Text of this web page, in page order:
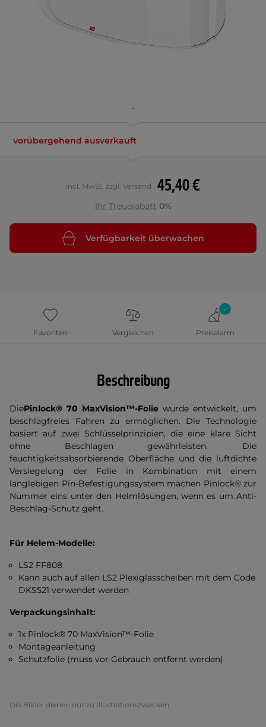
vorübergehend ausverkauft
45,40 €
incl. MwSt. zzgl. Versand
Ihr Treuerabatt 0%
Verfügbarkeit überwachen
Favoriten Vergleichen Preisalarm
Beschreibung
DiePinlock® 70 MaxVision™-Folie wurde entwickelt, um
beschlagfreies Fahren zu ermöglichen. Die Technologie
basiert auf zwei Schlüsselprinzipien, die eine klare Sicht
ohne Beschlagen gewährleisten. Die
feuchtigkeitsabsorbierende Oberfläche und die luftdichte
Versiegelung der Folie in Kombination mit einem
langlebigen Pin-Befestigungssystem machen Pinlock® zur
Nummer eins unter den Helmlösungen, wenn es um Anti-
Beschlag-Schutz geht.
Für Helem-Modelle:
LS2 FF808
Kann auch auf allen LS2 Plexiglasscheiben mit dem Code
DKS521 verwendet werden
Verpackungsinhalt:
1x Pinlock® 70 MaxVision™-Folie
Montageanleitung
Schutzfolie (muss vor Gebrauch entfernt werden)
Die Bilder dienen nur zu Illustrationszwecken.